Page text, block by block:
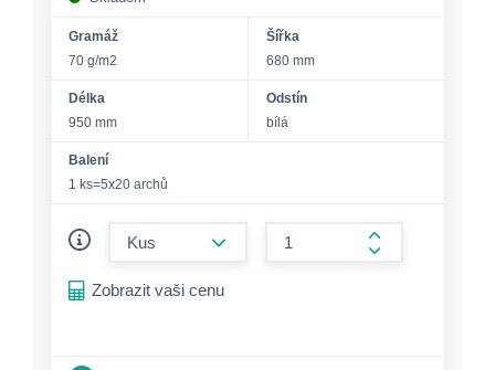
Gramáž
70 g/m2
Šířka
680 mm
Délka
950 mm
Odstín
bílá
Balení
1 ks=5x20 archů
form.increase-
Zobrazit vaši cenu